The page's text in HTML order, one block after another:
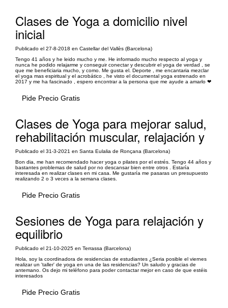
Clases de Yoga a domicilio nivel
inicial
Publicado el 27-8-2018 en Castellar del Vallès (Barcelona)
Tengo 41 años y he leido mucho y me. He informado mucho respecto al yoga y
nunca he podido relajarme y conseguir conectar y descubrir el yoga de verdad , se
que me beneficiaria mucho, y como. Me gusta el. Deporte , me encantaria mezclar
el yoga mas espiritual y el acrobático , he visto el documental yoga estrenado en
2017 y me ha fascinado , espero encontrar a la persona que me ayude a amarlo ❤
Pide Precio Gratis
Clases de Yoga para mejorar salud,
rehabilitación muscular, relajación y
Publicado el 31-3-2021 en Santa Eulalia de Ronçana (Barcelona)
Bon dia, me han recomendado hacer yoga o pilates por el estrés. Tengo 44 años y
bastantes problemas de salud por no descansar bien entre otros . Estaría
interesada en realizar clases en mi casa. Me gustaría me pasaras un presupuesto
realizando 2 o 3 veces a la semana clases.
Pide Precio Gratis
Sesiones de Yoga para relajación y
equilibrio
Publicado el 21-10-2025 en Terrassa (Barcelona)
Hola, soy la coordinadora de residencias de estudiantes ¿Seria posible el viernes
realizar un 'taller' de yoga en una de las residencias? Un saludo y gracias de
antemano. Os dejo mi teléfono para poder contactar mejor en caso de que estéis
interesados
Pide Precio Gratis